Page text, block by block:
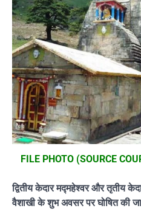
FILE PHOTO (SOURCE
द्वितीय केदार मद्महेश्वर और तृतीय
वैशाखी के शुभ अवसर पर घोषित की